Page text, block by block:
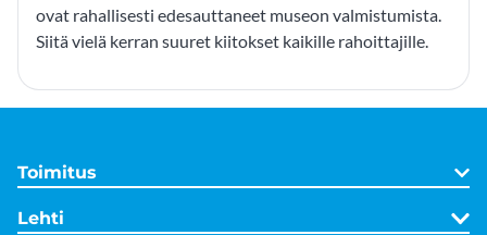
ovat rahallisesti edesauttaneet museon valmistumista.
Siitä vielä kerran suuret kiitokset kaikille rahoittajille.
Toimitus
Lehti